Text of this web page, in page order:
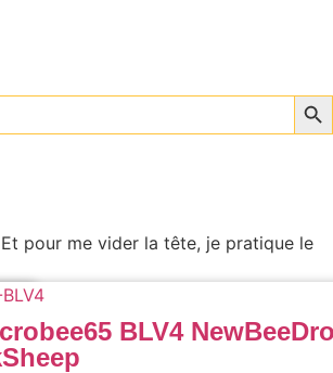
pour me vider la tête, je pratique le
BLV4